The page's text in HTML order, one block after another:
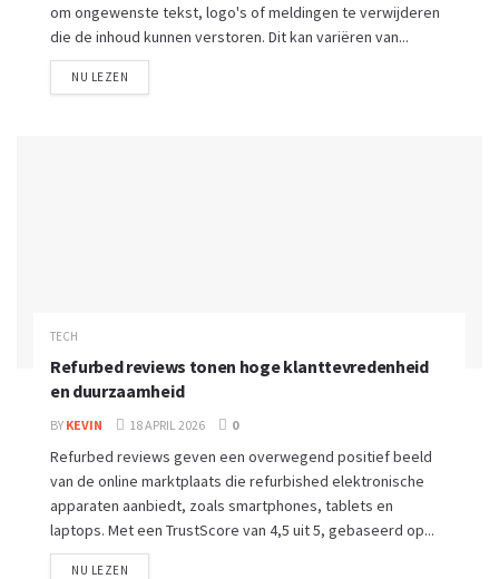
om ongewenste tekst, logo's of meldingen te verwijderen
die de inhoud kunnen verstoren. Dit kan variëren van...
NU LEZEN
TECH
Refurbed reviews tonen hoge klanttevredenheid
en duurzaamheid
BY KEVIN 18 APRIL 2026 0
Refurbed reviews geven een overwegend positief beeld
van de online marktplaats die refurbished elektronische
apparaten aanbiedt, zoals smartphones, tablets en
laptops. Met een TrustScore van 4,5 uit 5, gebaseerd op...
NU LEZEN